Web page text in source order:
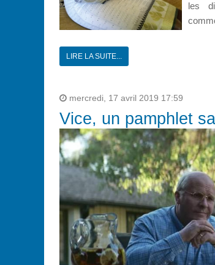
les
LIRE LA SUITE...
mercredi, 17 avril 2019 17:59
Vice, un pamphlet